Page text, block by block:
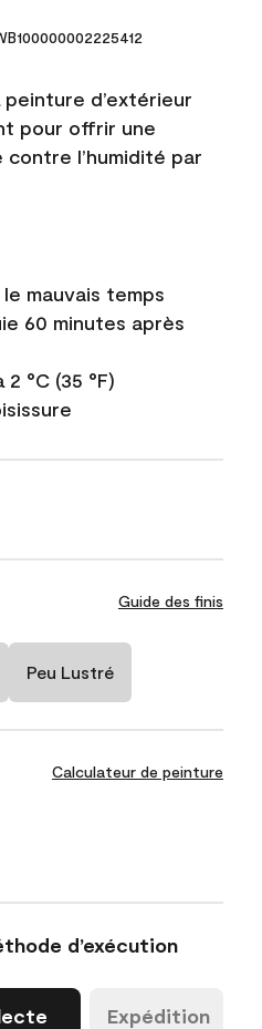
d’extérieur
pour offrir une
l’humidité par
mauvais temps
60 minutes après
°C (35 °F)
Guide des finis
Peu Lustré
Calculateur de peinture
d’exécution
Expédition